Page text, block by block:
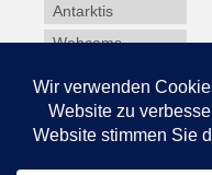
Antarktis
Webcams
Winterdienst
Glossar
Datenschutz